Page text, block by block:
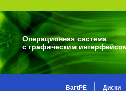
Операционная система
с графическим
BartPE Диски